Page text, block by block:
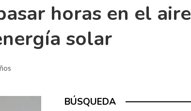
horas en el aire
solar
BÚSQUEDA